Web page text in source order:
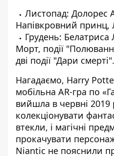
Листопад: Долорес
Напівкровний принц,
Грудень:
Морт, події
дві події "Дари смерті".
Нагадаємо, Harry
мобільна AR-гра по
вийшла в червні
колекціонувати
втекли, і магічні
прокачувати
Niantic не пояснили